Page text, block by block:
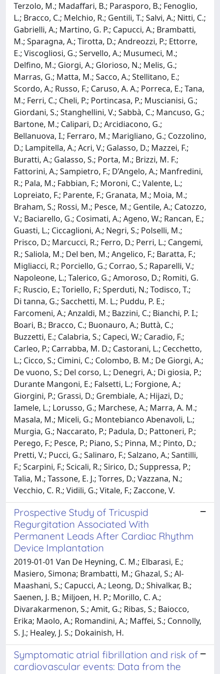
Terzolo, M.; Madaffari, B.; Parasporo, B.; Fenoglio,
L.; Bracco, C.; Melchio, R.; Gentili, T.; Salvi, A.; Nitti, C.;
Gabrielli, A.; Martino, G. P.; Capucci, A.; Brambatti,
M.; Sparagna, A.; Tirotta, D.; Andreozzi, P.; Ettorre,
E.; Viscogliosi, G.; Servello, A.; Musumeci, M.;
Delfino, M.; Giorgi, A.; Glorioso, N.; Melis, G.;
Marras, G.; Matta, M.; Sacco, A.; Stellitano, E.;
Scordo, A.; Russo, F.; Caruso, A. A.; Porreca, E.; Tana,
M.; Ferri, C.; Cheli, P.; Portincasa, P.; Muscianisi, G.;
Giordani, S.; Stanghellini, V.; Sabbà, C.; Mancuso, G.;
Bartone, M.; Calipari, D.; Arcidiacono, G.;
Bellanuova, I.; Ferraro, M.; Marigliano, G.; Cozzolino,
D.; Lampitella, A.; Acri, V.; Galasso, D.; Mazzei, F.;
Buratti, A.; Galasso, S.; Porta, M.; Brizzi, M. F.;
Fattorini, A.; Sampietro, F.; D’Angelo, A.; Manfredini,
R.; Pala, M.; Fabbian, F.; Moroni, C.; Valente, L.;
Lopreiato, F.; Parente, F.; Granata, M.; Moia, M.;
Braham, S.; Rossi, M.; Pesce, M.; Gentile, A.; Catozzo,
V.; Baciarello, G.; Cosimati, A.; Ageno, W.; Rancan, E.;
Guasti, L.; Ciccaglioni, A.; Negri, S.; Polselli, M.;
Prisco, D.; Marcucci, R.; Ferro, D.; Perri, L.; Cangemi,
R.; Saliola, M.; Del ben, M.; Angelico, F.; Baratta, F.;
Migliacci, R.; Porciello, G.; Corrao, S.; Raparelli, V.;
Napoleone, L.; Talerico, G.; Amoroso, D.; Romiti, G.
F.; Ruscio, E.; Toriello, F.; Sperduti, N.; Todisco, T.;
Di tanna, G.; Sacchetti, M. L.; Puddu, P. E.;
Farcomeni, A.; Anzaldi, M.; Bazzini, C.; Bianchi, P. I.;
Boari, B.; Bracco, C.; Buonauro, A.; Buttà, C.;
Buzzetti, E.; Calabria, S.; Capeci, W.; Caradio, F.;
Carleo, P.; Carrabba, M. D.; Castorani, L.; Cecchetto,
L.; Cicco, S.; Cimini, C.; Colombo, B. M.; De Giorgi, A.;
De vuono, S.; Del corso, L.; Denegri, A.; Di giosia, P.;
Durante Mangoni, E.; Falsetti, L.; Forgione, A.;
Giorgini, P.; Grassi, D.; Grembiale, A.; Hijazi, D.;
Iamele, L.; Lorusso, G.; Marchese, A.; Marra, A. M.;
Masala, M.; Miceli, G.; Montebianco Abenavoli, L.;
Murgia, G.; Naccarato, P.; Padula, D.; Pattoneri, P.;
Perego, F.; Pesce, P.; Piano, S.; Pinna, M.; Pinto, D.;
Pretti, V.; Pucci, G.; Salinaro, F.; Salzano, A.; Santilli,
F.; Scarpini, F.; Scicali, R.; Sirico, D.; Suppressa, P.;
Talia, M.; Tassone, E. J.; Torres, D.; Vazzana, N.;
Vecchio, C. R.; Vidili, G.; Vitale, F.; Zaccone, V.
Prospective Study of Tricuspid
Regurgitation Associated With
Permanent Leads After Cardiac Rhythm
Device Implantation
2019-01-01 Van De Heyning, C. M.; Elbarasi, E.;
Masiero, Simona; Brambatti, M.; Ghazal, S.; Al-
Maashani, S.; Capucci, A.; Leong, D.; Shivalkar, B.;
Saenen, J. B.; Miljoen, H. P.; Morillo, C. A.;
Divarakarmenon, S.; Amit, G.; Ribas, S.; Baiocco,
Erika; Maolo, A.; Romandini, A.; Maffei, S.; Connolly,
S. J.; Healey, J. S.; Dokainish, H.
Symptomatic atrial fibrillation and risk of
cardiovascular events: Data from the